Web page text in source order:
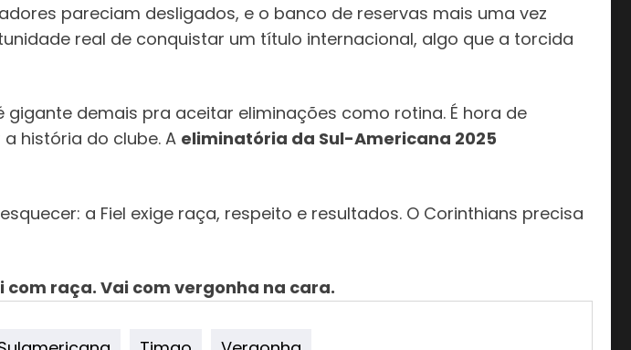
pareciam desligados, e o banco de reservas mais uma vez
real de conquistar um título internacional, algo que a torcida
demais pra aceitar eliminações como rotina. É hora de
história do clube. A eliminatória da Sul-Americana 2025
a Fiel exige raça, respeito e resultados. O Corinthians precisa
com raça. Vai com vergonha na cara.